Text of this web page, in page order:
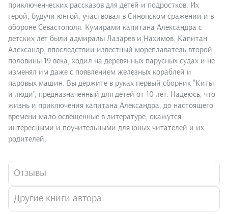
приключенческих рассказов для детей и подростков. Их
герой, будучи юнгой, участвовал в Синопском сражении и в
обороне Севастополя. Кумирами капитана Александра с
детских лет были адмиралы Лазарев и Нахимов. Капитан
Александр, впоследствии известный мореплаватель второй
половины 19 века, ходил на деревянных парусных судах и не
изменял им даже с появлением железных кораблей и
паровых машин. Вы держите в руках первый сборник "Киты
и люди", предназначенный для детей от 10 лет. Надеюсь, что
жизнь и приключения капитана Александра, до настоящего
времени мало освещённые в литературе, окажутся
интересными и поучительными для юных читателей и их
родителей.
Отзывы
Другие книги автора